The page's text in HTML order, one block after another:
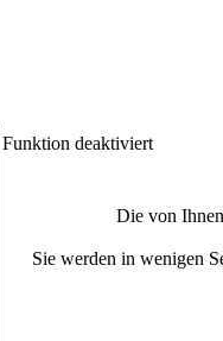
Funktion deaktiviert
Die von
Sie werden in wenigen